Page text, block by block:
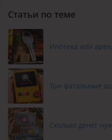
Статьи по теме
Ипотека или
Три фатальные
Сколько денег